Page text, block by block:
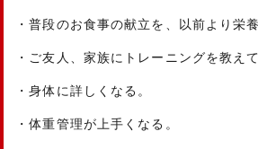
・普段のお食事の献立を、以前より栄
・ご友人、家族にトレーニングを教え
・身体に詳しくなる。
・体重管理が上手くなる。